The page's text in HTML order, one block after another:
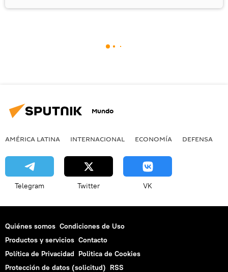
Mundo
AMÉRICA LATINA INTERNACIONAL ECONOMÍA DEFENSA
Telegram Twitter VK
Quiénes somos Condiciones de Uso
Productos y servicios Contacto
Política de Privacidad Politica de Cookies
Protección de datos (solicitud) RSS